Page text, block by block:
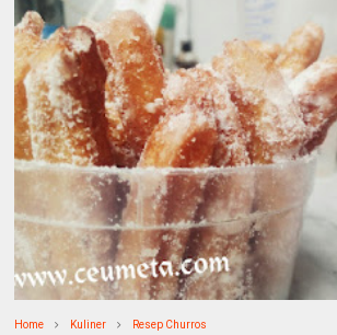
Home Kuliner Resep Churros